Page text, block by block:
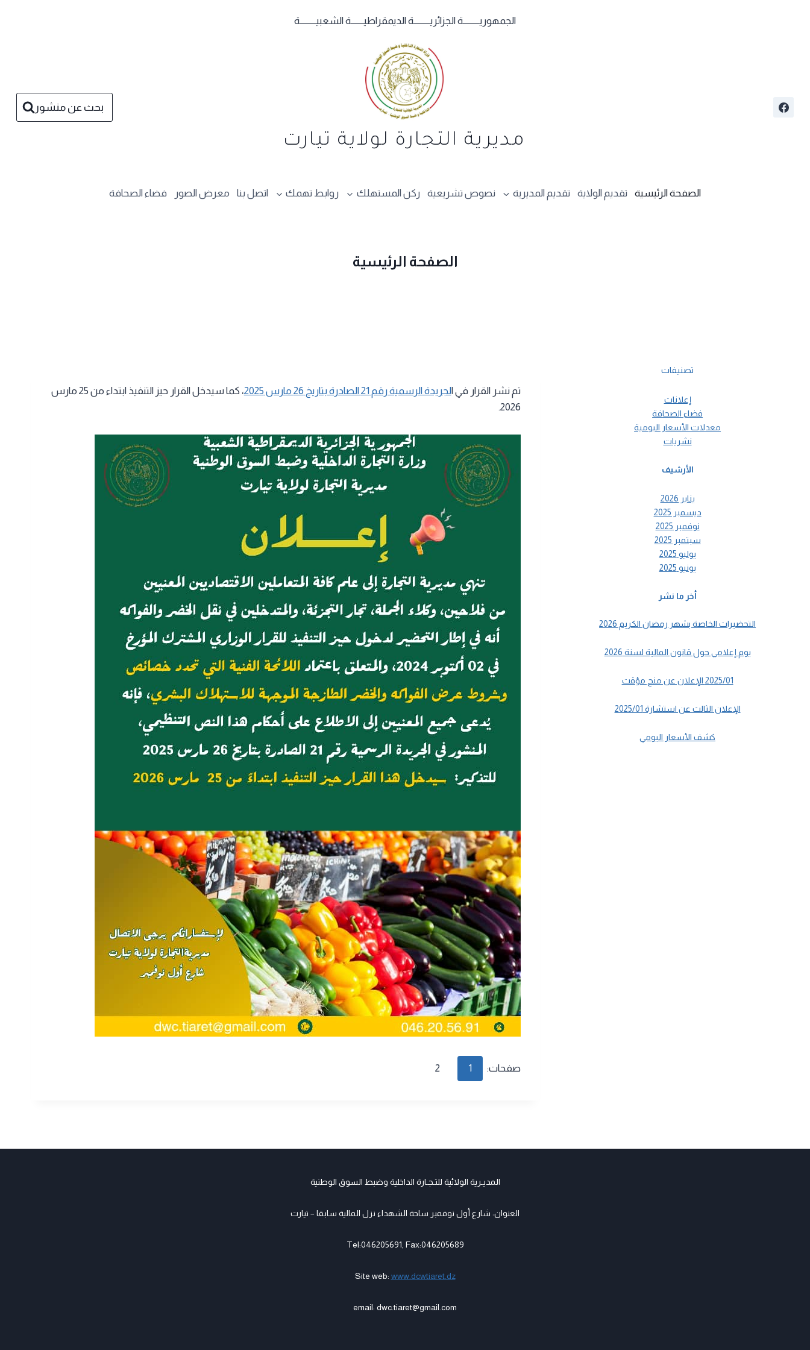
الجمهوريـــــــــة الجزائريـــــــــة الديمقراطيـــــــة الشعبيـــــــــة
مديرية التجارة لولاية تيارت
بحث عن منشور
الصفحة الرئيسية تقديم الولاية تقديم المديرية نصوص تشريعية ركن المستهلك روابط تهمك اتصل بنا معرض الصور فضاء الصحافة
الصفحة الرئيسية
تم نشر القرار في الجريدة الرسمية رقم 21 الصادرة بتاريخ 26 مارس 2025
، كما سيدخل القرار حيز التنفيذ ابتداء من 25 مارس
2026.
صفحات: 1
2
تصنيفات
إعلانات
فضاء الصحافة
معدلات الأسعار اليومية
نشريات
الأرشيف
يناير 2026
ديسمبر 2025
نوفمبر 2025
سبتمبر 2025
يوليو 2025
يونيو 2025
أخر ما نشر
التحضيرات الخاصة بشهر رمضان الكريم 2026
يوم إعلامي حول قانون المالية لسنة 2026
2025/01 الإعلان عن منح مؤقت
الإعلان الثالث عن استشارة 2025/01
كشف الأسعار اليومي
المديـرية الولائية للتـجـارة الداخلية وضبط السوق الوطنية
العنوان: شارع أول نوفمبر ساحة الشهداء نزل المالية سابقا – تيارت
Tel:046205691, Fax:046205689
Site web: www.dcwtiaret.dz
email: dwc.tiaret@gmail.com